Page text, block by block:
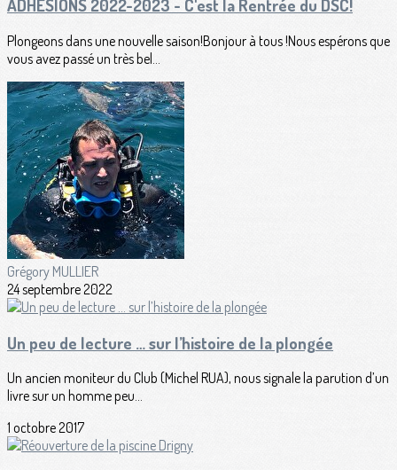
ADHESIONS 2022-2023 - C'est la Rentrée du DSC!
Plongeons dans une nouvelle saison!Bonjour à tous !Nous espérons que
vous avez passé un très bel...
Grégory MULLIER
24 septembre 2022
Un peu de lecture … sur l’histoire de la plongée
Un ancien moniteur du Club (Michel RUA), nous signale la parution d’un
livre sur un homme peu...
1 octobre 2017